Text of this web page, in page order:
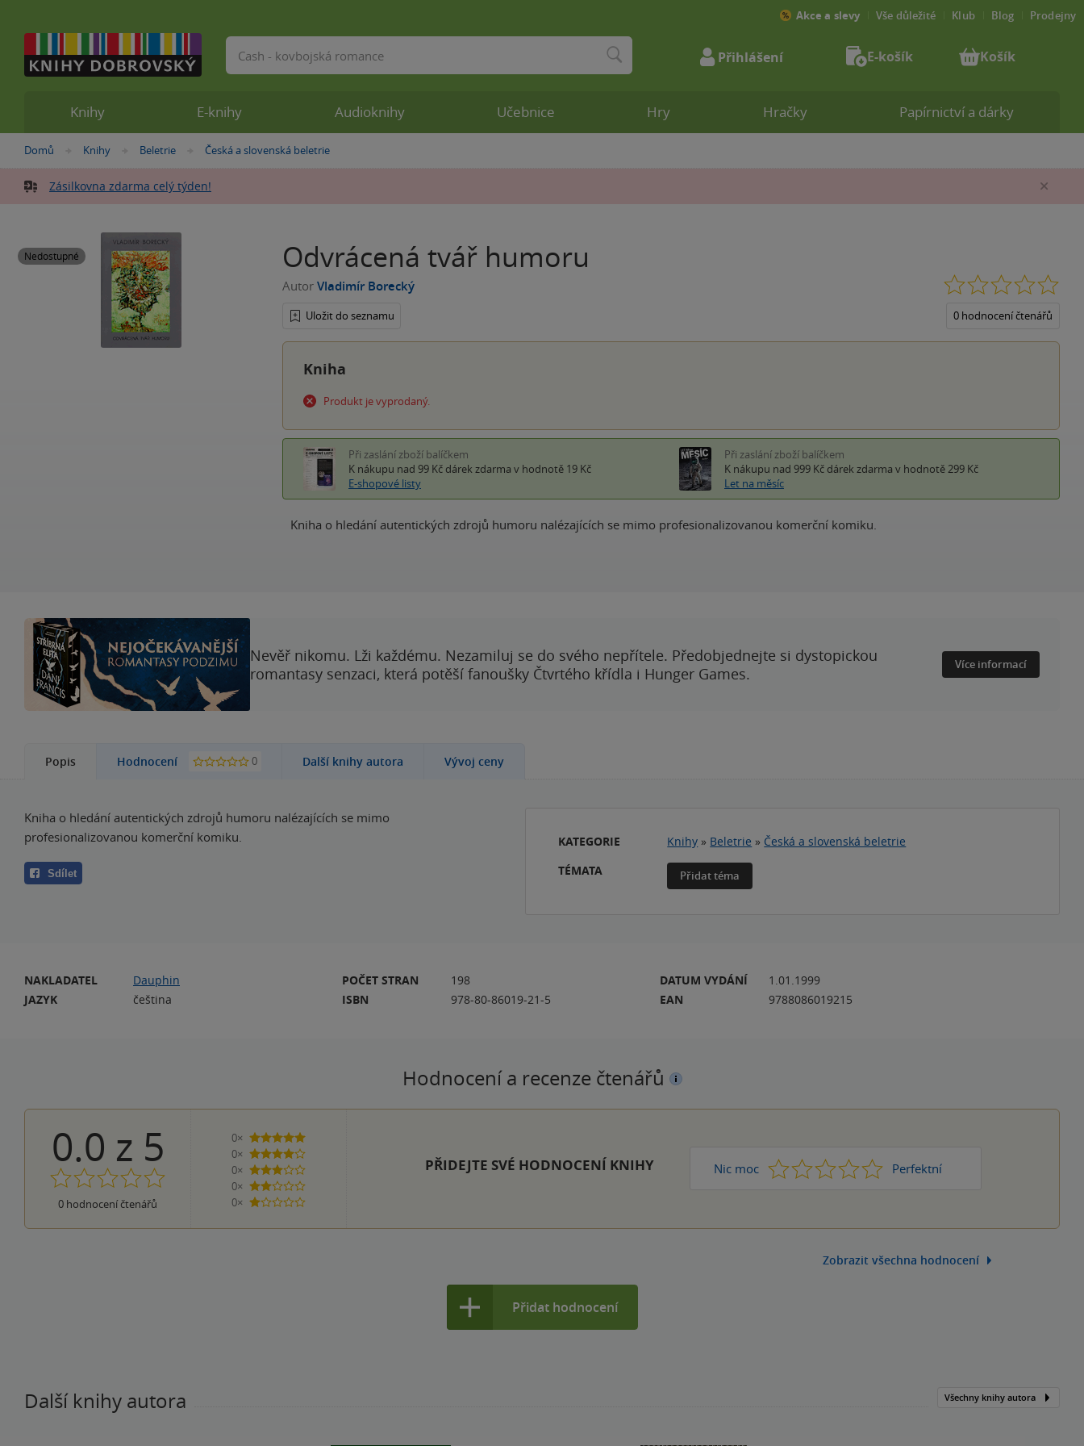
Nacházíte
zde:
Domů »
Knihy »
Beletrie »
Česká a slovenská beletrie
Zásilkovna zdarma celý týden!
Nedostupné Odvrácená tvář humoru
Autor Vladimír Borecký
Uložit do seznamu 0 hodnocení čtenářů
Kniha
Produkt je vyprodaný.
Při zaslání zboží balíčkem
K nákupu nad 99 Kč dárek zdarma v hodnotě 19 Kč
E-shopové listy
Při zaslání zboží balíčkem
K nákupu nad 999 Kč dárek zdarma v hodnotě 299 Kč
Let na měsíc
Kniha o hledání autentických zdrojů humoru nalézajících se mimo profesionalizovanou komerční komiku.
Nevěř nikomu. Lži každému. Nezamiluj se do svého nepřítele. Předobjednejte si dystopickou
romantasy senzaci, která potěší fanoušky Čtvrtého křídla i Hunger Games.
Více informací
Popis Hodnocení 0 Další knihy autora Vývoj ceny
Kniha o hledání autentických zdrojů humoru nalézajících se mimo
profesionalizovanou komerční komiku.
Sdílet
KATEGORIE Knihy » Beletrie » Česká a slovenská beletrie
TÉMATA
Přidat téma
NAKLADATEL
Dauphin
JAZYK
čeština
POČET STRAN
198
ISBN
978-80-86019-21-5
DATUM VYDÁNÍ
1.01.1999
EAN
9788086019215
Hodnocení a recenze čtenářů
0.0 z 5
0 hodnocení čtenářů
0×
5 hvězdiček
0×
4 hvězdičky
0×
3 hvězdičky
0×
2 hvězdičky
0×
1 hvezdička
PŘIDEJTE SVÉ HODNOCENÍ KNIHY Nic moc 1 2 3 4 Perfektní
5
Zobrazit všechna hodnocení
Přidat hodnocení
Další knihy autora Všechny knihy autora
Knihy E-knihy Audioknihy Učebnice Hry Hračky Papírnictví a dárky
Akce a slevy Vše důležité Klub Blog Prodejny
Vyhledávání Přihlášení E-košík Košík